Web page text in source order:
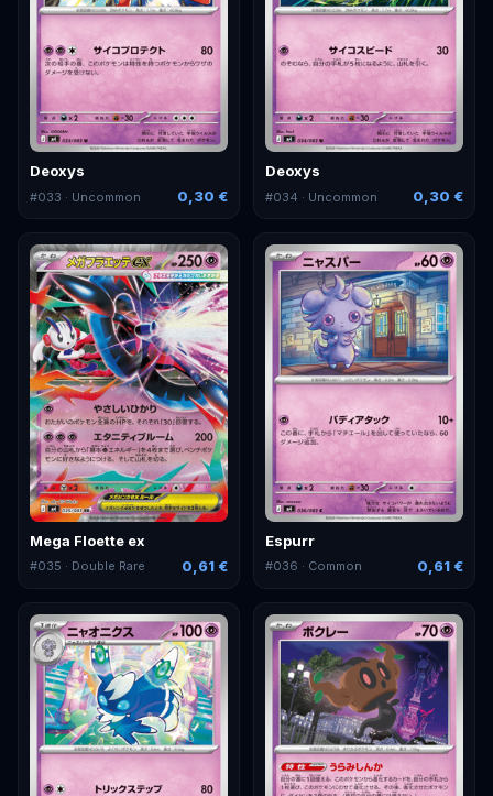
Deoxys
#033 · Uncommon 0,30 €
Deoxys
#034 · Uncommon 0,30 €
Mega Floette ex
#035 · Double Rare 0,61 €
Espurr
#036 · Common 0,61 €